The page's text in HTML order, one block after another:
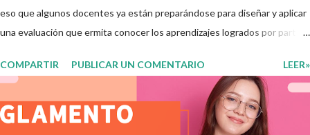
eso que algunos docentes ya están preparándose para diseñar y aplicar
una evaluación que ermita conocer los aprendizajes logrados por parte
para evaluar las diferentes asignaturas que sus alumnos cursaron
durante este ciclo escolar, permitiendo obtener un mayor panorama de
los aprendizajes claves que sus nuevos aprendientes ya lograron
alcanzar y de aquellos que aun necesitan consolidar. Esto con la
COMPARTIR PUBLICAR UN COMENTARIO LEER»